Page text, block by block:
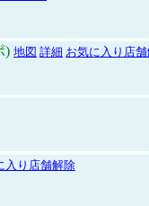
) 地図 詳細 お気に入り店
入り店舗解除